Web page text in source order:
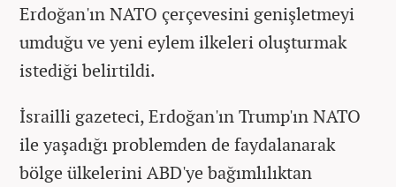
Erdoğan'ın NATO çerçevesini genişletmeyi
umduğu ve yeni eylem ilkeleri oluşturmak
istediği belirtildi.
İsrailli gazeteci, Erdoğan'ın Trump'ın NATO
ile yaşadığı problemden de faydalanarak
bölge ülkelerini ABD'ye bağımlılıktan